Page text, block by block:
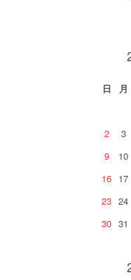
日 月
2
3
9
10
16 17
23 24
30 31